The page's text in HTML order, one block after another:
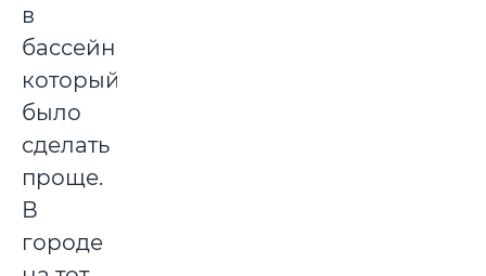
в
бассейн,
который
было
сделать
проще.
В
городе